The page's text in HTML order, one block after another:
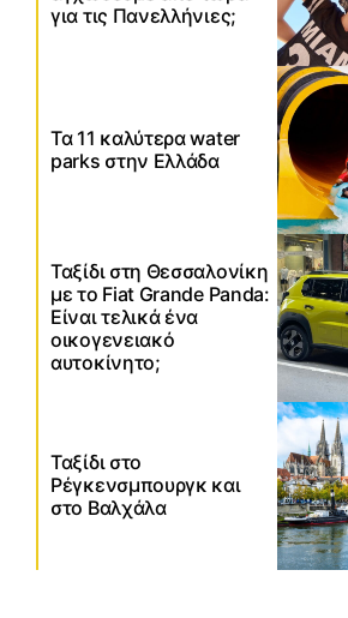
για τις Πανελλήνιες;
Τα 11 καλύτερα water
parks στην Ελλάδα
Ταξίδι στη Θεσσαλονίκη
με το Fiat Grande Panda:
Είναι τελικά ένα
οικογενειακό
αυτοκίνητο;
Ταξίδι στο
Ρέγκενσμπουργκ και
στο Βαλχάλα